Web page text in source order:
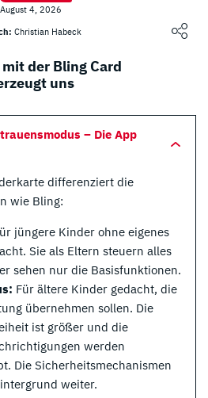
4, 2026
Christian Habeck
der Bling Card
uns
– Die App
differenziert die
wie Bling:
jüngere Kinder ohne eigenes
Sie als Eltern steuern alles
sehen nur die Basisfunktionen.
Für ältere Kinder gedacht, die
übernehmen sollen. Die
ist größer und die
werden
Die Sicherheitsmechanismen
weiter.